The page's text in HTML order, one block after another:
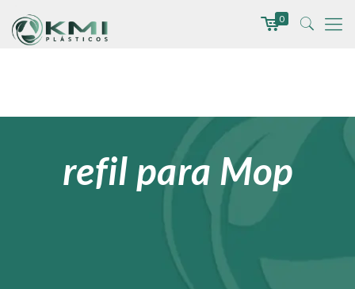
0
refil para Mop